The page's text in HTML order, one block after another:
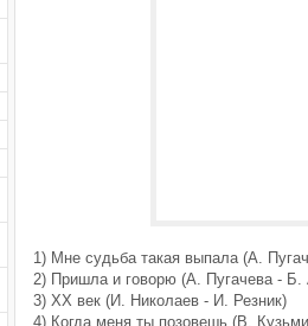
1) Мне судьба такая выпала (А.
2) Пришла и говорю (А. Пугачева - Б.
3) XX век (И. Николаев - И. Резник)
4) Когда меня ты позовешь (В.